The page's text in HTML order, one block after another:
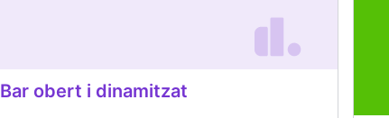
Bar obert i dinamitzat